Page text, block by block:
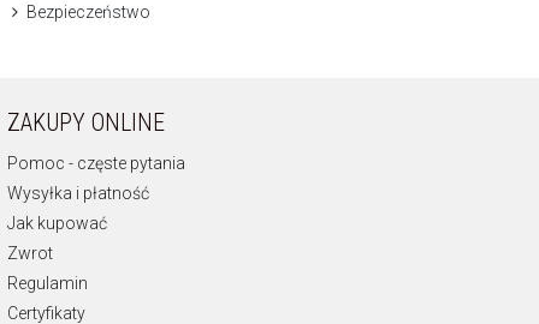
Bezpieczeństwo
ZAKUPY ONLINE
Pomoc - częste pytania
Wysyłka i płatność
Jak kupować
Zwrot
Regulamin
Certyfikaty